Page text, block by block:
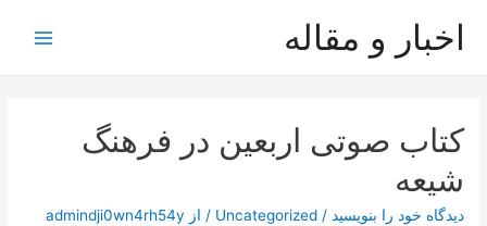
اخبار و مقاله
کتاب صوتی اربعین در فرهنگ
شیعه
دیدگاه‌ خود را بنویسید /
Uncategorized / از admindji0wn4rh54y